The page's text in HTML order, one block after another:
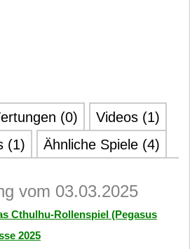
(0)
Videos (1)
(1) Ähnliche Spiele (4)
vom 03.03.2025
Cthulhu-Rollenspiel (Pegasus
2025